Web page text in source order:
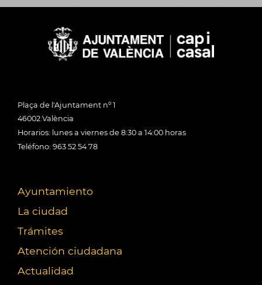
Plaça de l'Ajuntament nº 1
46002 València
Horarios: lunes a viernes de 8:30 a 14:00 horas
Teléfono: 963 52 54 78
Ayuntamiento
La ciudad
Trámites
Atención ciudadana
Actualidad